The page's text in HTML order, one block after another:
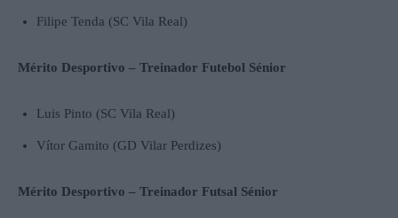
Filipe Tenda (SC Vila Real)
Mérito Desportivo – Treinador Futebol Sénior
Luis Pinto (SC Vila Real)
Vítor Gamito (GD Vilar Perdizes)
Mérito Desportivo – Treinador Futsal Sénior